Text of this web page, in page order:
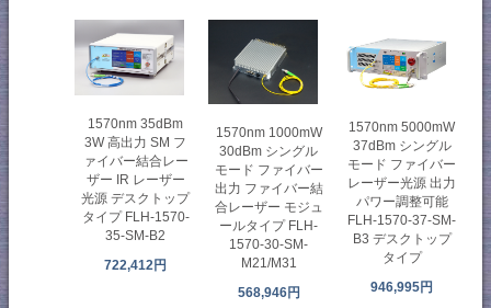
1570nm 35dBm
3W 高出力 SM フ
ァイバー結合レー
ザー IR レーザー
光源 デスクトップ
タイプ FLH-1570-
35-SM-B2
722,412円
1570nm 1000mW
30dBm シングル
モード ファイバー
出力 ファイバー結
合レーザー モジュ
ールタイプ FLH-
1570-30-SM-
M21/M31
568,946円
1570nm 5000mW
37dBm シングル
モード ファイバー
レーザー光源 出力
パワー調整可能
FLH-1570-37-SM-
B3 デスクトップ
タイプ
946,995円